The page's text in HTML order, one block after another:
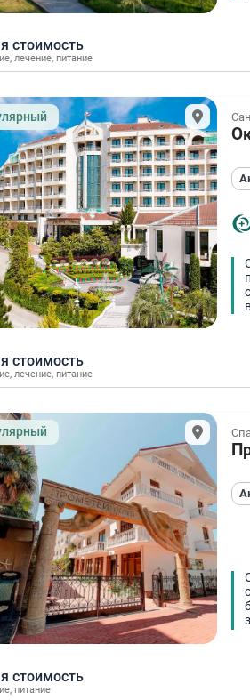
стоимость
, лечение, питание
стоимость
, лечение, питание
стоимость
, питание